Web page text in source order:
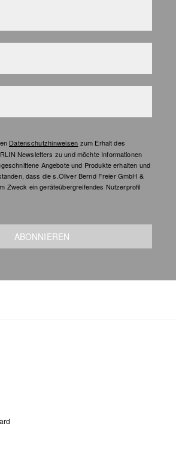
Datenschutzhinweisen zum Erhalt des
Newsletters zu und möchte Informationen
Angebote und Produkte erhalten und
dass die s.Oliver Bernd Freier GmbH &
Zweck ein geräteübergreifendes Nutzerprofil
ABONNIEREN